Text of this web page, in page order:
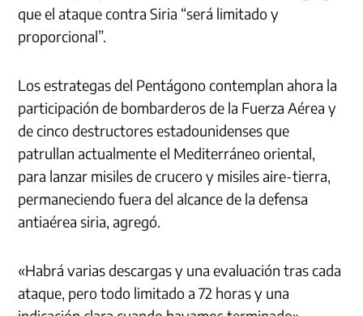
que el ataque contra Siria “será limitado y
proporcional”.
Los estrategas del Pentágono contemplan ahora la
participación de bombarderos de la Fuerza Aérea y
de cinco destructores estadounidenses que
patrullan actualmente el Mediterráneo oriental,
para lanzar misiles de crucero y misiles aire-tierra,
permaneciendo fuera del alcance de la defensa
antiaérea siria, agregó.
«Habrá varias descargas y una evaluación tras cada
ataque, pero todo limitado a 72 horas y una